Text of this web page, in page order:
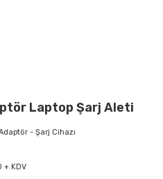
Laptop Şarj Aleti
- Şarj Cihazı
+ KDV